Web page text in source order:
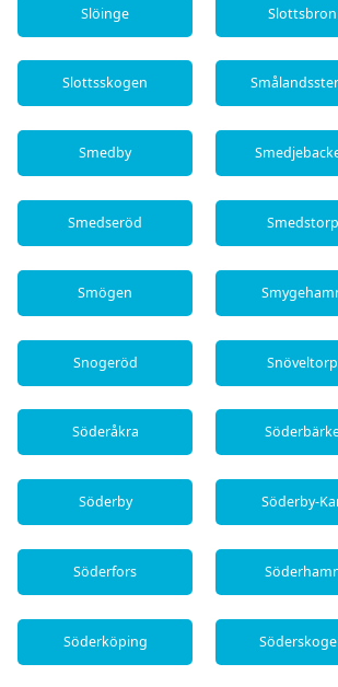
Slöinge Slottsbron
Slottsskogen
Smedby
Smedseröd Smedstorp
Smögen
Snogeröd Snöveltorp
Söderåkra
Söderby Söderby-
Söderfors
Söderköping